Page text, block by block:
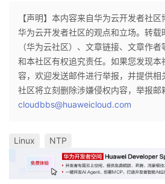
【声明】本内容来自华为云开发者社
华为云开发者社区的观点和立场。转载
（华为云社区）、文章链接、文章作
和本社区有权追究责任。如果您发现本
容，欢迎发送邮件进行举报，并提供相
社区将立刻删除涉嫌侵权内容，举报邮
cloudbbs@huaweicloud.com
Linux NTP